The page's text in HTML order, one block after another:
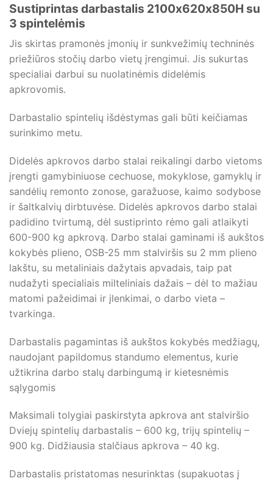
Sustiprintas darbastalis 2100x620x850H su
3 spintelėmis
Jis skirtas pramonės įmonių ir sunkvežimių techninės
priežiūros stočių darbo vietų įrengimui. Jis sukurtas
specialiai darbui su nuolatinėmis didelėmis
apkrovomis.
Darbastalio spintelių išdėstymas gali būti keičiamas
surinkimo metu.
Didelės apkrovos darbo stalai reikalingi darbo vietoms
įrengti gamybiniuose cechuose, mokyklose, gamyklų ir
sandėlių remonto zonose, garažuose, kaimo sodybose
ir šaltkalvių dirbtuvėse. Didelės apkrovos darbo stalai
padidino tvirtumą, dėl sustiprinto rėmo gali atlaikyti
600-900 kg apkrovą. Darbo stalai gaminami iš aukštos
kokybės plieno, OSB-25 mm stalviršis su 2 mm plieno
lakštu, su metaliniais dažytais apvadais, taip pat
nudažyti specialiais milteliniais dažais – dėl to mažiau
matomi pažeidimai ir įlenkimai, o darbo vieta –
tvarkinga.
Darbastalis pagamintas iš aukštos kokybės medžiagų,
naudojant papildomus standumo elementus, kurie
užtikrina darbo stalų darbingumą ir kietesnėmis
sąlygomis
Maksimali tolygiai paskirstyta apkrova ant stalviršio
Dviejų spintelių darbastalis – 600 kg, trijų spintelių –
900 kg. Didžiausia stalčiaus apkrova – 40 kg.
Darbastalis pristatomas nesurinktas (supakuotas į